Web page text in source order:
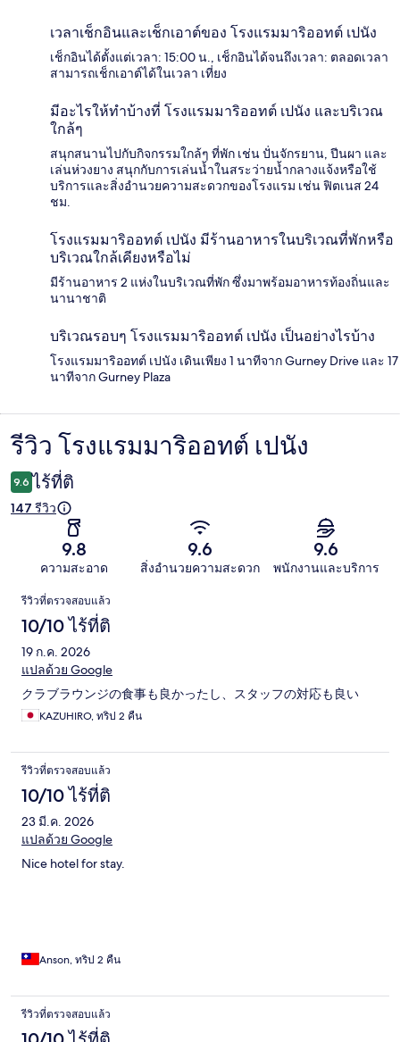
เวลาเช็กอินและเช็กเอาต์ของ โรงแรมมาริออทต์ เปนัง
เช็กอินได้ตั้งแต่เวลา: 15:00 น., เช็กอินได้จนถึงเวลา: ตลอดเวลา
สามารถเช็กเอาต์ได้ในเวลา เที่ยง
มีอะไรให้ทำบ้างที่ โรงแรมมาริออทต์ เปนัง และบริเวณ
ใกล้ๆ
สนุกสนานไปกับกิจกรรมใกล้ๆ ที่พัก เช่น ปั่นจักรยาน, ปีนผา และ
เล่นห่วงยาง สนุกกับการเล่นน้ำในสระว่ายน้ำกลางแจ้งหรือใช้
บริการและสิ่งอำนวยความสะดวกของโรงแรม เช่น ฟิตเนส 24
ชม.
โรงแรมมาริออทต์ เปนัง มีร้านอาหารในบริเวณที่พักหรือ
บริเวณใกล้เคียงหรือไม่
มีร้านอาหาร 2 แห่งในบริเวณที่พัก ซึ่งมาพร้อมอาหารท้องถิ่นและ
นานาชาติ
บริเวณรอบๆ โรงแรมมาริออทต์ เปนัง เป็นอย่างไรบ้าง
โรงแรมมาริออทต์ เปนัง เดินเพียง 1 นาทีจาก Gurney Drive และ 17
นาทีจาก Gurney Plaza
รีวิว
รีวิว โรงแรมมาริออทต์ เปนัง
9.6 ไร้ที่ติ
147 รีวิว
9.8
ความสะอาด
9.6
สิ่งอำนวยความสะดวก
9.6
พนักงานและบริการ
รีวิว
รีวิวที่ตรวจสอบแล้ว
10/10 ไร้ที่ติ
19 ก.ค. 2026
แปลด้วย Google
クラブラウンジの食事も良かったし、スタッフの対応も良い
KAZUHIRO, ทริป 2 คืน
รีวิวที่ตรวจสอบแล้ว
10/10 ไร้ที่ติ
23 มี.ค. 2026
แปลด้วย Google
Nice hotel for stay.
Anson, ทริป 2 คืน
รีวิวที่ตรวจสอบแล้ว